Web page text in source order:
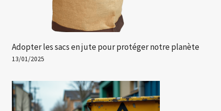
Adopter les sacs en jute pour protéger notre planète
13/01/2025